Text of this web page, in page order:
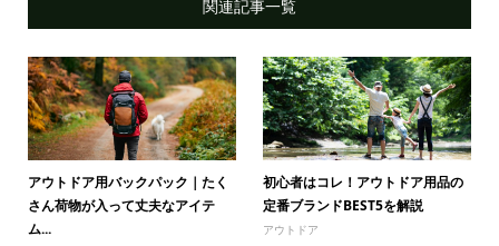
関連記事一覧
アウトドア用バックパック｜たく
さん荷物が入って丈夫なアイテ
ム...
初心者はコレ！アウトドア用品の
定番ブランドBEST5を解説
アウトドア